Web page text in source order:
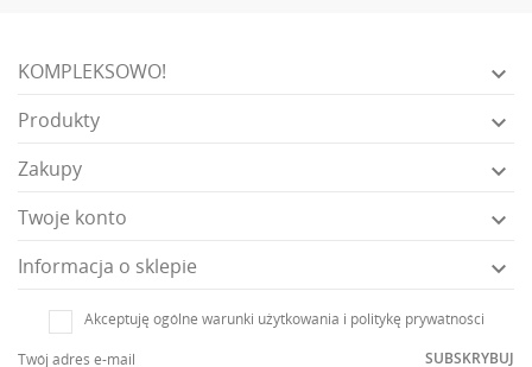
KOMPLEKSOWO! 
Produkty 
Zakupy 
Twoje konto 
Informacja o sklepie 
Akceptuję ogólne warunki użytkowania i politykę prywatności
SUBSKRYBUJ